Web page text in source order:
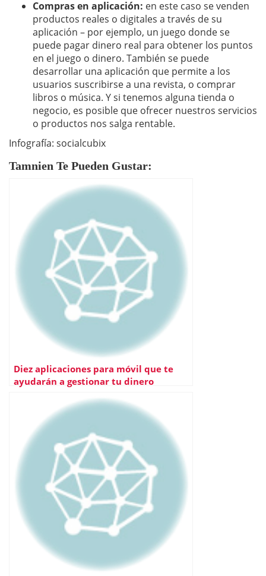
Compras en aplicación: en este caso se venden
productos reales o digitales a través de su
aplicación – por ejemplo, un juego donde se
puede pagar dinero real para obtener los puntos
en el juego o dinero. También se puede
desarrollar una aplicación que permite a los
usuarios suscribirse a una revista, o comprar
libros o música. Y si tenemos alguna tienda o
negocio, es posible que ofrecer nuestros servicios
o productos nos salga rentable.
Infografía: socialcubix
Tamnien Te Pueden Gustar:
Diez aplicaciones para móvil que te
ayudarán a gestionar tu dinero